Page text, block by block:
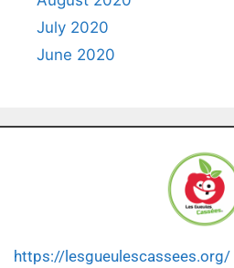
July 2020
June 2020
https://lesgueulescassees.org/